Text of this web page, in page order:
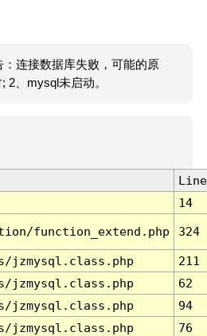
：连接数据库失败，可能的原
2、mysql未启动。
Line
14
function_extend.php 324
jzmysql.class.php
211
jzmysql.class.php
62
jzmysql.class.php
94
jzmysql.class.php 76